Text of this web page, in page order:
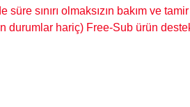
sınırı olmaksızın bakım ve
hariç) Free-Sub ürün